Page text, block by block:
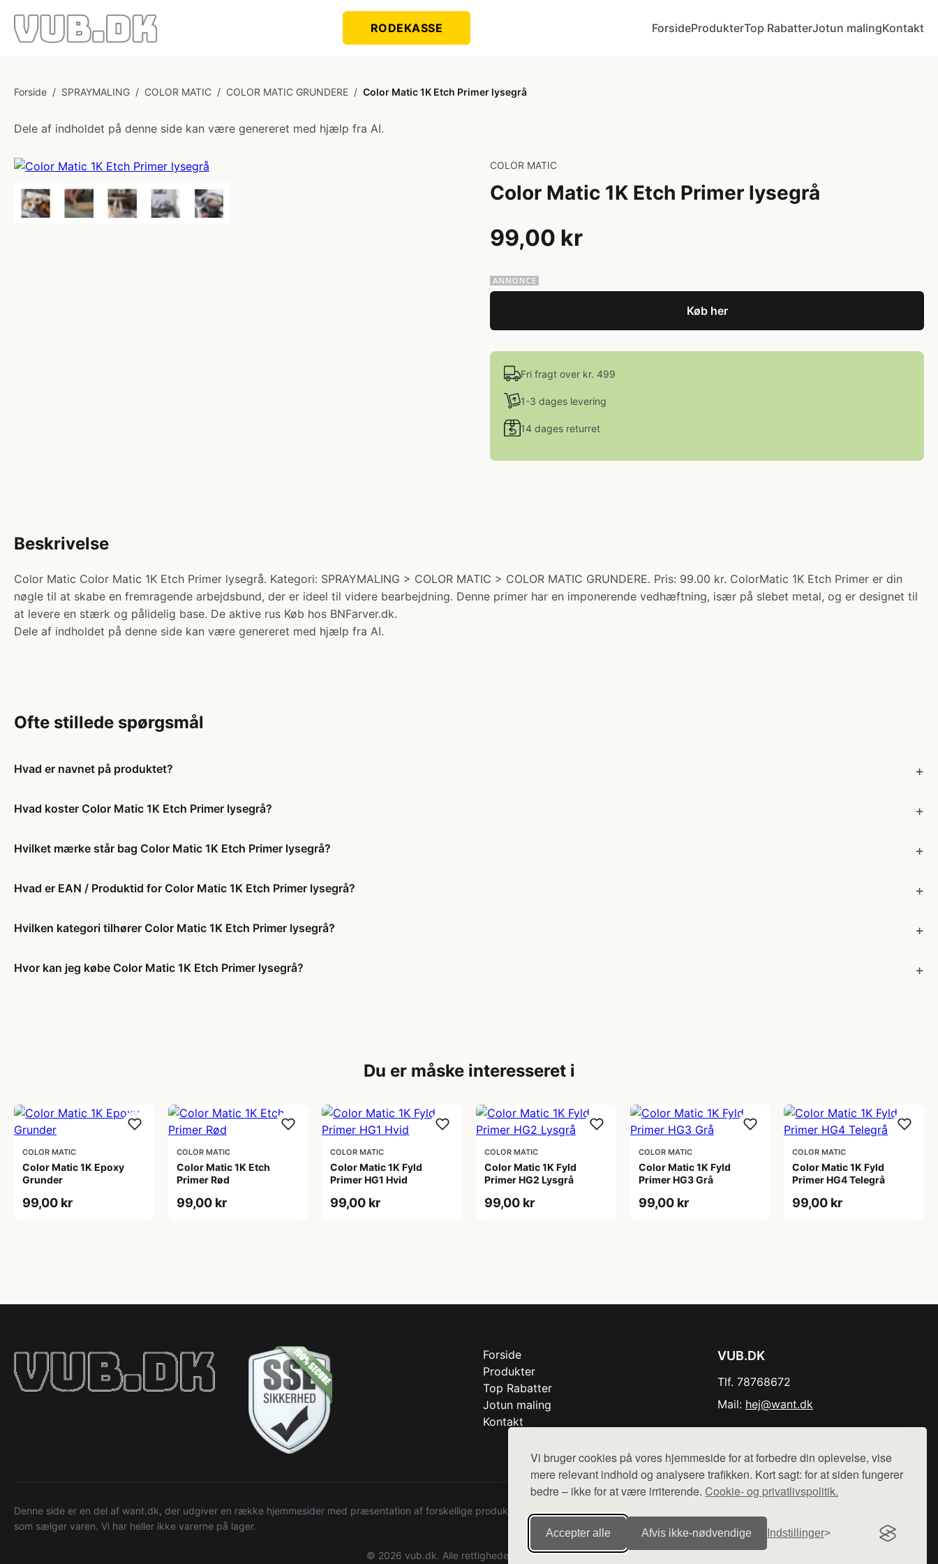
Vi bruger cookies på vores hjemmeside for at forbedre din oplevelse, vise
mere relevant indhold og analysere trafikken. Kort sagt: for at siden fungerer
bedre – ikke for at være irriterende. Cookie- og privatlivspolitik.
Accepter alle Afvis ikke‑nødvendige Indstillinger
RODEKASSE ForsideProdukterTop RabatterJotun malingKontakt
Forside / SPRAYMALING / COLOR MATIC / COLOR MATIC GRUNDERE / Color Matic 1K Etch Primer lysegrå
Dele af indholdet på denne side kan være genereret med hjælp fra AI.
COLOR MATIC
Color Matic 1K Etch Primer lysegrå
99,00 kr
Køb her
Fri fragt over kr. 499
1-3 dages levering
14 dages returret
Beskrivelse
Color Matic Color Matic 1K Etch Primer lysegrå. Kategori: SPRAYMALING > COLOR MATIC > COLOR MATIC GRUNDERE. Pris: 99.00 kr. ColorMatic 1K Etch Primer er din
nøgle til at skabe en fremragende arbejdsbund, der er ideel til videre bearbejdning. Denne primer har en imponerende vedhæftning, især på slebet metal, og er designet til
at levere en stærk og pålidelig base. De aktive rus Køb hos BNFarver.dk.
Dele af indholdet på denne side kan være genereret med hjælp fra AI.
Ofte stillede spørgsmål
Hvad er navnet på produktet?
Hvad koster Color Matic 1K Etch Primer lysegrå?
Hvilket mærke står bag Color Matic 1K Etch Primer lysegrå?
Hvad er EAN / Produktid for Color Matic 1K Etch Primer lysegrå?
Hvilken kategori tilhører Color Matic 1K Etch Primer lysegrå?
Hvor kan jeg købe Color Matic 1K Etch Primer lysegrå?
Du er måske interesseret i
COLOR MATIC
Color Matic 1K Epoxy
Grunder
99,00 kr
COLOR MATIC
Color Matic 1K Etch
Primer Rød
99,00 kr
COLOR MATIC
Color Matic 1K Fyld
Primer HG1 Hvid
99,00 kr
COLOR MATIC
Color Matic 1K Fyld
Primer HG2 Lysgrå
99,00 kr
COLOR MATIC
Color Matic 1K Fyld
Primer HG3 Grå
99,00 kr
COLOR MATIC
Color Matic 1K Fyld
Primer HG4 Telegrå
99,00 kr
Forside
Produkter
Top Rabatter
Jotun maling
Kontakt
VUB.DK
Tlf. 78768672
Mail: hej@want.dk
Denne side er en del af want.dk, der udgiver en række hjemmesider med præsentation af forskellige produkter fra diverse webshops. Der sælges ikke varer fra denne side - vi henviser til de shops,
som sælger varen. Vi har heller ikke varerne på lager.
© 2026 vub.dk. Alle rettigheder forbeholdes.